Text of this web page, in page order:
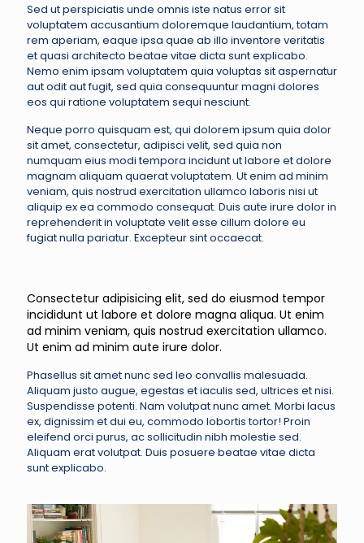
Sed ut perspiciatis unde omnis iste natus error sit
voluptatem accusantium doloremque laudantium, totam
rem aperiam, eaque ipsa quae ab illo inventore veritatis
et quasi architecto beatae vitae dicta sunt explicabo.
Nemo enim ipsam voluptatem quia voluptas sit aspernatur
aut odit aut fugit, sed quia consequuntur magni dolores
eos qui ratione voluptatem sequi nesciunt.
Neque porro quisquam est, qui dolorem ipsum quia dolor
sit amet, consectetur, adipisci velit, sed quia non
numquam eius modi tempora incidunt ut labore et dolore
magnam aliquam quaerat voluptatem. Ut enim ad minim
veniam, quis nostrud exercitation ullamco laboris nisi ut
aliquip ex ea commodo consequat. Duis aute irure dolor in
reprehenderit in voluptate velit esse cillum dolore eu
fugiat nulla pariatur. Excepteur sint occaecat.
Consectetur adipisicing elit, sed do eiusmod tempor
incididunt ut labore et dolore magna aliqua. Ut enim
ad minim veniam, quis nostrud exercitation ullamco.
Ut enim ad minim aute irure dolor.
Phasellus sit amet nunc sed leo convallis malesuada.
Aliquam justo augue, egestas et iaculis sed, ultrices et nisi.
Suspendisse potenti. Nam volutpat nunc amet. Morbi lacus
ex, dignissim et dui eu, commodo lobortis tortor! Proin
eleifend orci purus, ac sollicitudin nibh molestie sed.
Aliquam erat volutpat. Duis posuere beatae vitae dicta
sunt explicabo.